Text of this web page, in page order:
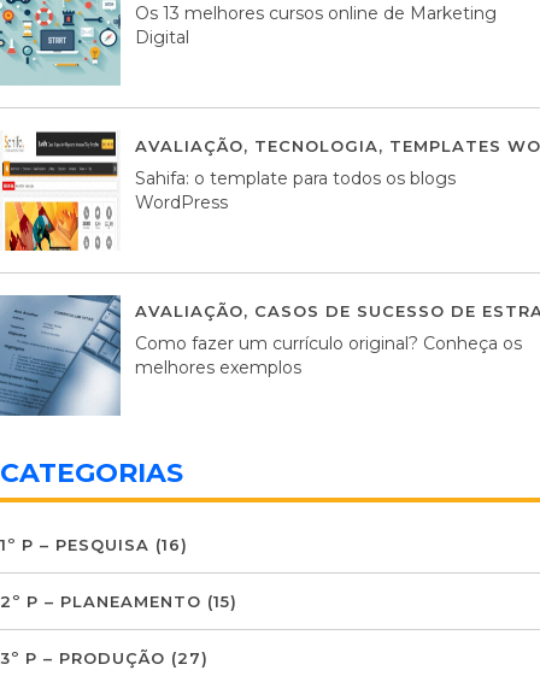
Os 13 melhores cursos online de Marketing
Digital
AVALIAÇÃO, TECNOLOGIA, TEMPLATES
Sahifa: o template para todos os blogs
WordPress
AVALIAÇÃO, CASOS DE SUCESSO DE
Como fazer um currículo original? Conheça os
melhores exemplos
CATEGORIAS
1º P – PESQUISA (16)
2º P – PLANEAMENTO (15)
3º P – PRODUÇÃO (27)